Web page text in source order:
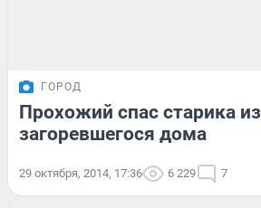
ГОРОД
Прохожий спас старика из
загоревшегося дома
29 октября, 2014, 17:36 6 229 7